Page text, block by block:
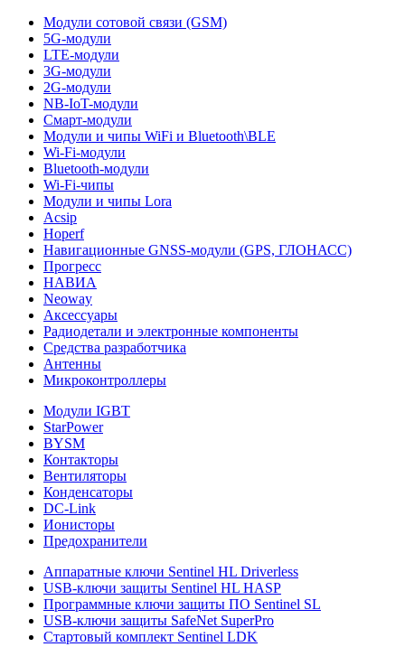
Модули сотовой связи (GSM)
5G-модули
LTE-модули
3G-модули
2G-модули
NB-IoT-модули
Смарт-модули
Модули и чипы WiFi и Bluetooth\BLE
Wi-Fi-модули
Bluetooth-модули
Wi-Fi-чипы
Модули и чипы Lora
Acsip
Hoperf
Навигационные GNSS-модули (GPS, ГЛОНАСС)
Прогресс
НАВИА
Neoway
Аксессуары
Радиодетали и электронные компоненты
Средства разработчика
Антенны
Микроконтроллеры
Модули IGBT
StarPower
BYSM
Контакторы
Вентиляторы
Конденсаторы
DC-Link
Ионисторы
Предохранители
Аппаратные ключи Sentinel HL Driverless
USB-ключи защиты Sentinel HL HASP
Программные ключи защиты ПО Sentinel SL
USB-ключи защиты SafeNet SuperPro
Стартовый комплект Sentinel LDK